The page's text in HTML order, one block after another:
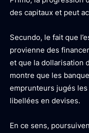
des capitaux et peut
Secundo, le fait que
provienne des
et que la dollarisation
montre que les
emprunteurs jugés
libellées en devises.
En ce sens,